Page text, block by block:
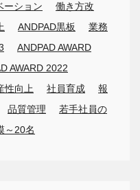
ーション
働き方改
ANDPAD黒板
業務
ANDPAD AWARD
AWARD 2022
性向上 社員育成
報
品質管理
若手社員の
～20名